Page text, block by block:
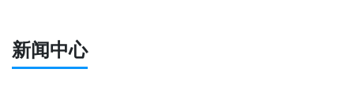
新闻中心